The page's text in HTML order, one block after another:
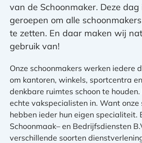
van de Schoonmaker. Deze
geroepen om alle
te zetten. En daar maken wij
gebruik van!
Onze schoonmakers werken iedere
om kantoren, winkels, sportcentra
denkbare ruimtes schoon te houden.
echte vakspecialisten in. Want onze
hebben ieder hun eigen specialiteit.
Schoonmaak– en Bedrijfsdiensten
verschillende soorten